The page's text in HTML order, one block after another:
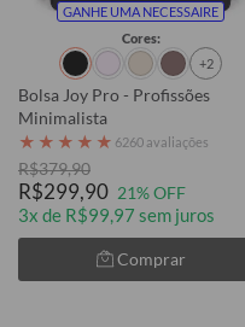
GANHE UMA NECESSAIRE
Cores:
+2
Bolsa Joy Pro - Profissões
Minimalista
★ ★ ★ ★ ★ 6260 avaliações
R$379,90
R$299,90 21% OFF
3x de R$99,97 sem juros
Comprar